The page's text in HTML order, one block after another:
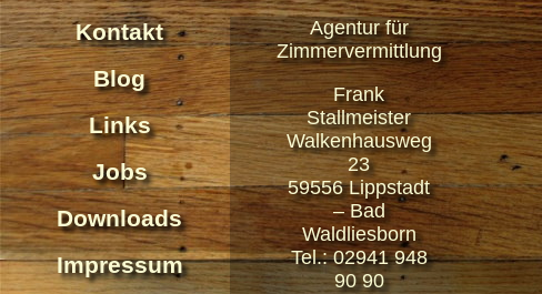
Kontakt
Blog
Links
Jobs
Downloads
Impressum
Agentur für
Zimmervermittlung
Frank
Stallmeister
Walkenhausweg
23
59556 Lippstadt
– Bad
Waldliesborn
Tel.: 02941 948
90 90